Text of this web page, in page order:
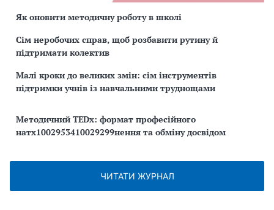
Як оновити методичну роботу в школі
Сім неробочих справ, щоб розбавити рутину й
підтримати колектив
Малі кроки до великих змін: сім інструментів
підтримки учнів із навчальними труднощами
Методичний TEDx: формат професійного
натх1002953410029299нення та обміну досвідом
ЧИТАТИ ЖУРНАЛ